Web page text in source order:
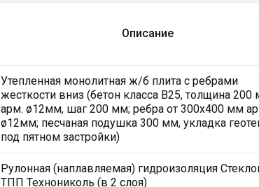
Описание
Утепленная монолитная ж/б плита с ребрами
жесткости вниз (бетон класса В25, толщина 200
арм. ø12мм, шаг 200 мм; ребра от 300х400 мм
ø12мм; песчаная подушка 300 мм, укладка
под пятном застройки)
Рулонная (наплавляемая) гидроизоляция
ТПП Технониколь (в 2 слоя)